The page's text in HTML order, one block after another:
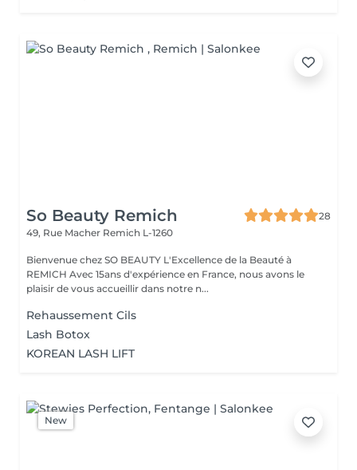
So Beauty Remich
28
49, Rue Macher Remich L-1260
Bienvenue chez SO BEAUTY L'Excellence de la Beauté à
REMICH Avec 15ans d'expérience en France, nous avons le
plaisir de vous accueillir dans notre n...
Rehaussement Cils
Lash Botox
KOREAN LASH LIFT
New